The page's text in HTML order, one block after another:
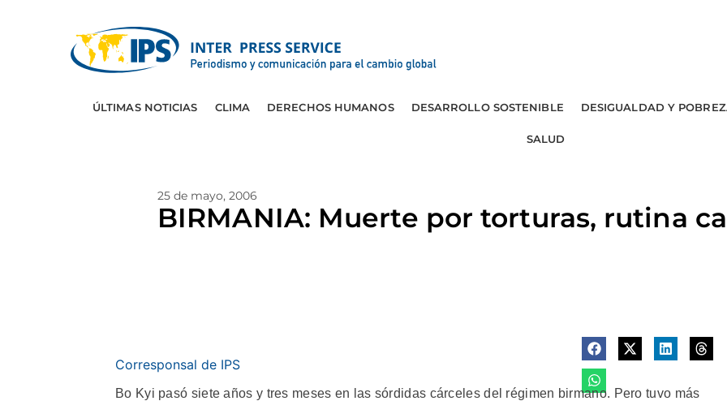
ÚLTIMAS NOTICIAS CLIMA DERECHOS HUMANOS DESARROLLO SOSTENIBLE DESIGUALDAD Y
SALUD
25 de mayo, 2006
BIRMANIA: Muerte por torturas, rutina
Corresponsal de IPS
Bo Kyi pasó siete años y tres meses en las sórdidas cárceles del régimen birmano. Pero tuvo más